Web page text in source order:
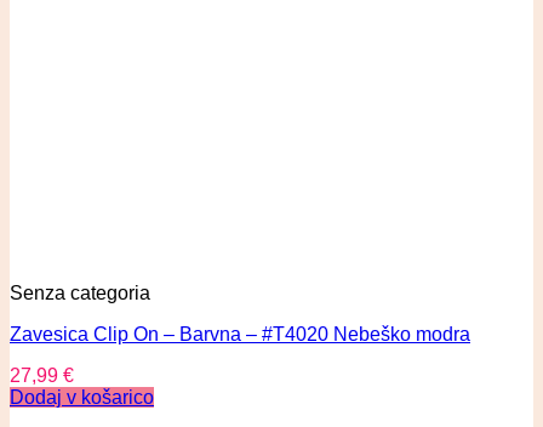
Senza categoria
Zavesica Clip On – Barvna – #T4020 Nebeško modra
27,99 €
Dodaj v košarico